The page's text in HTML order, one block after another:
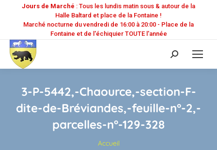
Jours de Marché : Tous les lundis matin sous & autour de la
Halle Baltard et place de la Fontaine !
Marché nocturne du vendredi de 16:00 à 20:00 - Place de la
Fontaine et de l'échiquier TOUTE l'année
Recherche
:
3-P-5442,-Chaource,-section-F-
dite-de-Bréviandes,-feuille-n°-2,-
parcelles-n°-129-328
Accueil